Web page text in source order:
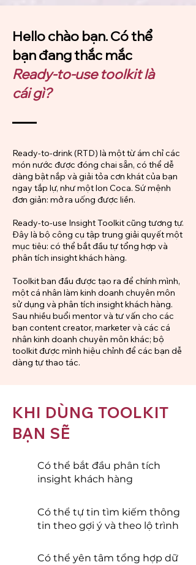
Hello chào bạn. Có thể
bạn đang thắc mắc
Ready-to-use toolkit là
cái gì?
Ready-to-drink (RTD) là một từ ám chỉ các
món nước được đóng chai sẵn, có thể dễ
dàng bật nắp và giải tỏa cơn khát của bạn
ngay tắp lự, như một lon Coca. Sứ mệnh
đơn giản: mở ra uống được liền.
Ready-to-use Insight Toolkit cũng tương tự.
Đây là bộ công cụ tập trung giải quyết một
mục tiêu: có thể bắt đầu tự tổng hợp và
phân tích insight khách hàng.
Toolkit ban đầu được tạo ra để chính mình,
một cá nhân làm kinh doanh chuyên môn
sử dụng và phân tích insight khách hàng.
Sau nhiều buổi mentor và tư vấn cho các
bạn content creator, marketer và các cá
nhân kinh doanh chuyên môn khác; bộ
toolkit được mình hiệu chỉnh để các bạn dễ
dàng tự thao tác.
KHI DÙNG TOOLKIT
BẠN SẼ
Có thể bắt đầu phân tích
insight khách hàng
Có thể tự tin tìm kiếm thông
tin theo gợi ý và theo lộ trình
Có thể yên tâm tổng hợp dữ